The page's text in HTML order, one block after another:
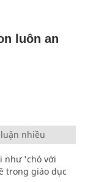
luôn an
nhiều
như 'chó với
trong giáo dục